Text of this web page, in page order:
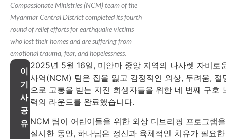
Compassionate Ministries (NCM) team of the
Myanmar Central District completed its fourth
round of relief efforts for earthquake victims
who lost their homes and are suffering from
emotional trauma, fear, and hopelessness.
이
기
사
공
유
2025년 5월 16일, 미얀마 중앙 지역의 나사렛 자비로
사역(NCM) 팀은 집을 잃고 감정적인 외상, 두려움, 절
으로 고통을 받는 지진 희생자들을 위한 네 번째 구호
력의 라운드를 완료했습니다.
NCM 팀이 어린이들을 위한 외상 디브리핑 프로그램을
실시한 동안, 하나님은 정신과 육체적인 치유가 필요